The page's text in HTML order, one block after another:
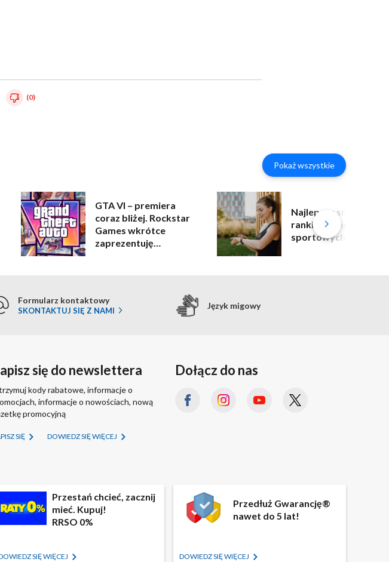
(0)
Pokaż wszystkie
GTA VI – premiera
coraz bliżej. Rockstar
Games wkrótce
zaprezentuję
Najlepszy smartband
ranking opasek
sportowych 2026
Formularz kontaktowy
SKONTAKTUJ SIĘ Z NAMI
Język migowy
się do newslettera
kody rabatowe, informacje o
informacje o nowościach, nową
promocyjną
SIĘ DOWIEDZ SIĘ WIĘCEJ
Dołącz do nas
Przestań chcieć, zacznij
mieć. Kupuj!
RRSO 0%
SIĘ WIĘCEJ
Przedłuż Gwarancję®
nawet do 5 lat!
DOWIEDZ SIĘ WIĘCEJ